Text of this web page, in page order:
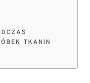
TKANIN